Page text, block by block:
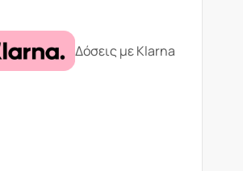
Δόσεις με Klarna